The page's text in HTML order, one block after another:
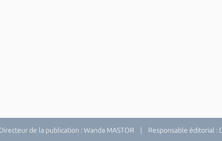
de la publication : Wanda MASTOR | Responsable éditorial :